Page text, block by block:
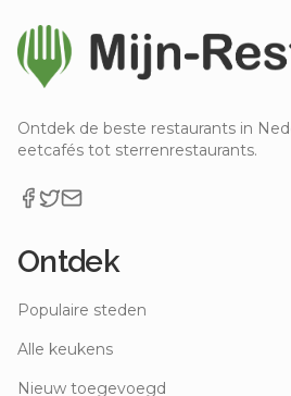
Ontdek de beste restaurants in
eetcafés tot sterrenrestaurants.
Ontdek
Populaire steden
Alle keukens
Nieuw toegevoegd